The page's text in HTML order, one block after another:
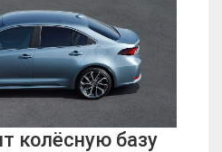
колёсную базу